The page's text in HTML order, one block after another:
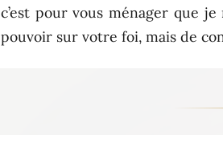
c’est pour vous ménager que
pouvoir sur votre foi, mais de